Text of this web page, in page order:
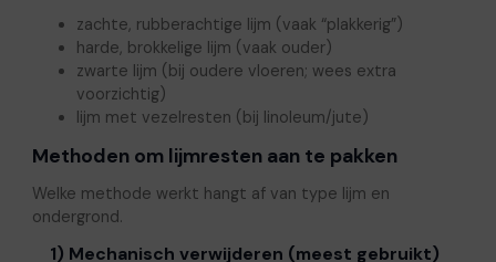
zachte, rubberachtige lijm (vaak “plakkerig”)
harde, brokkelige lijm (vaak ouder)
zwarte lijm (bij oudere vloeren; wees extra
voorzichtig)
lijm met vezelresten (bij linoleum/jute)
Methoden om lijmresten aan te pakken
Welke methode werkt hangt af van type lijm en
ondergrond.
1) Mechanisch verwijderen (meest gebruikt)